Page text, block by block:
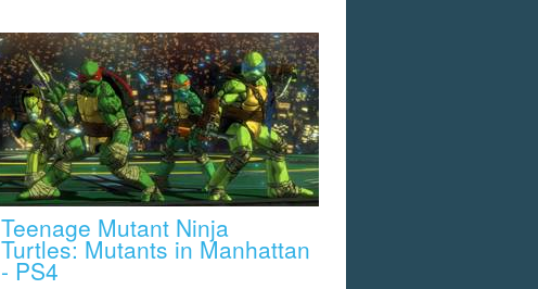
Teenage Mutant Ninja
Turtles: Mutants in Manhattan
- PS4